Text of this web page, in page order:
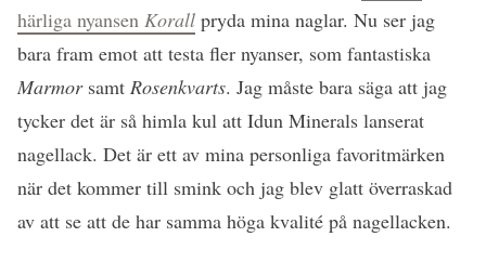
härliga nyansen Korall pryda mina naglar. Nu ser jag
bara fram emot att testa fler nyanser, som fantastiska
Marmorsamt Rosenkvarts. Jag måste bara säga att jag
tycker det är så himla kul att Idun Minerals lanserat
nagellack. Det är ett av mina personliga favoritmärken
när det kommer till smink och jag blev glatt överraskad
av att se att de har samma höga kvalité på nagellacken.